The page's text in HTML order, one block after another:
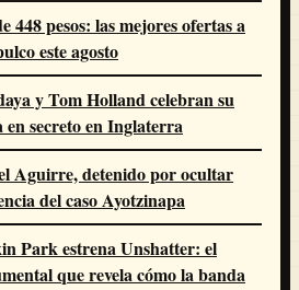
448 pesos: las mejores ofertas a
este agosto
y Tom Holland celebran su
en secreto en Inglaterra
Aguirre, detenido por ocultar
del caso Ayotzinapa
Park estrena Unshatter: el
que revela cómo la banda